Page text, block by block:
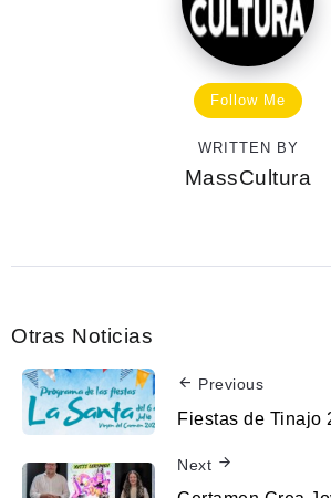
Follow Me
WRITTEN BY
MassCultura
Otras Noticias
Previous
Fiestas de Tinajo
Next